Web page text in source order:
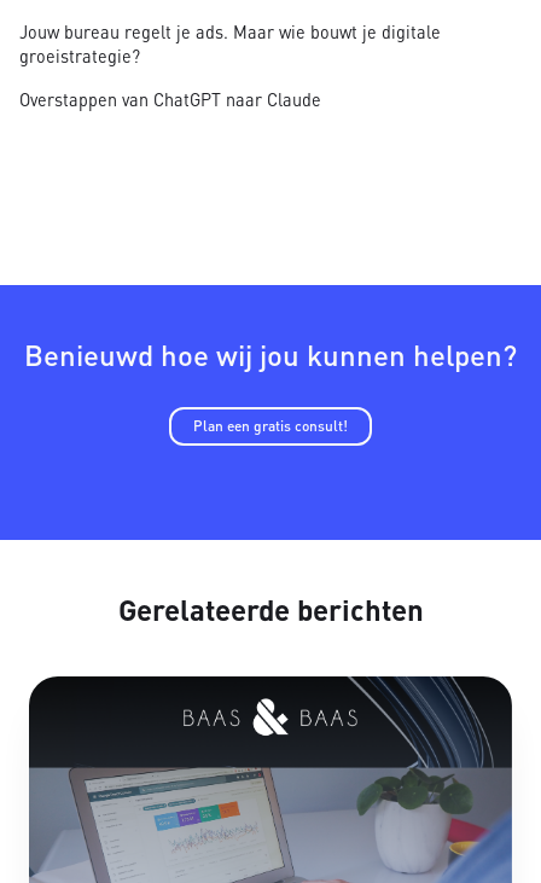
Jouw bureau regelt je ads. Maar wie bouwt je digitale
groeistrategie?
Overstappen van ChatGPT naar Claude
Benieuwd hoe wij jou kunnen helpen?
Plan een gratis consult!
Gerelateerde berichten